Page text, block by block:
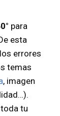
para
esta
errores
temas
, imagen
tu